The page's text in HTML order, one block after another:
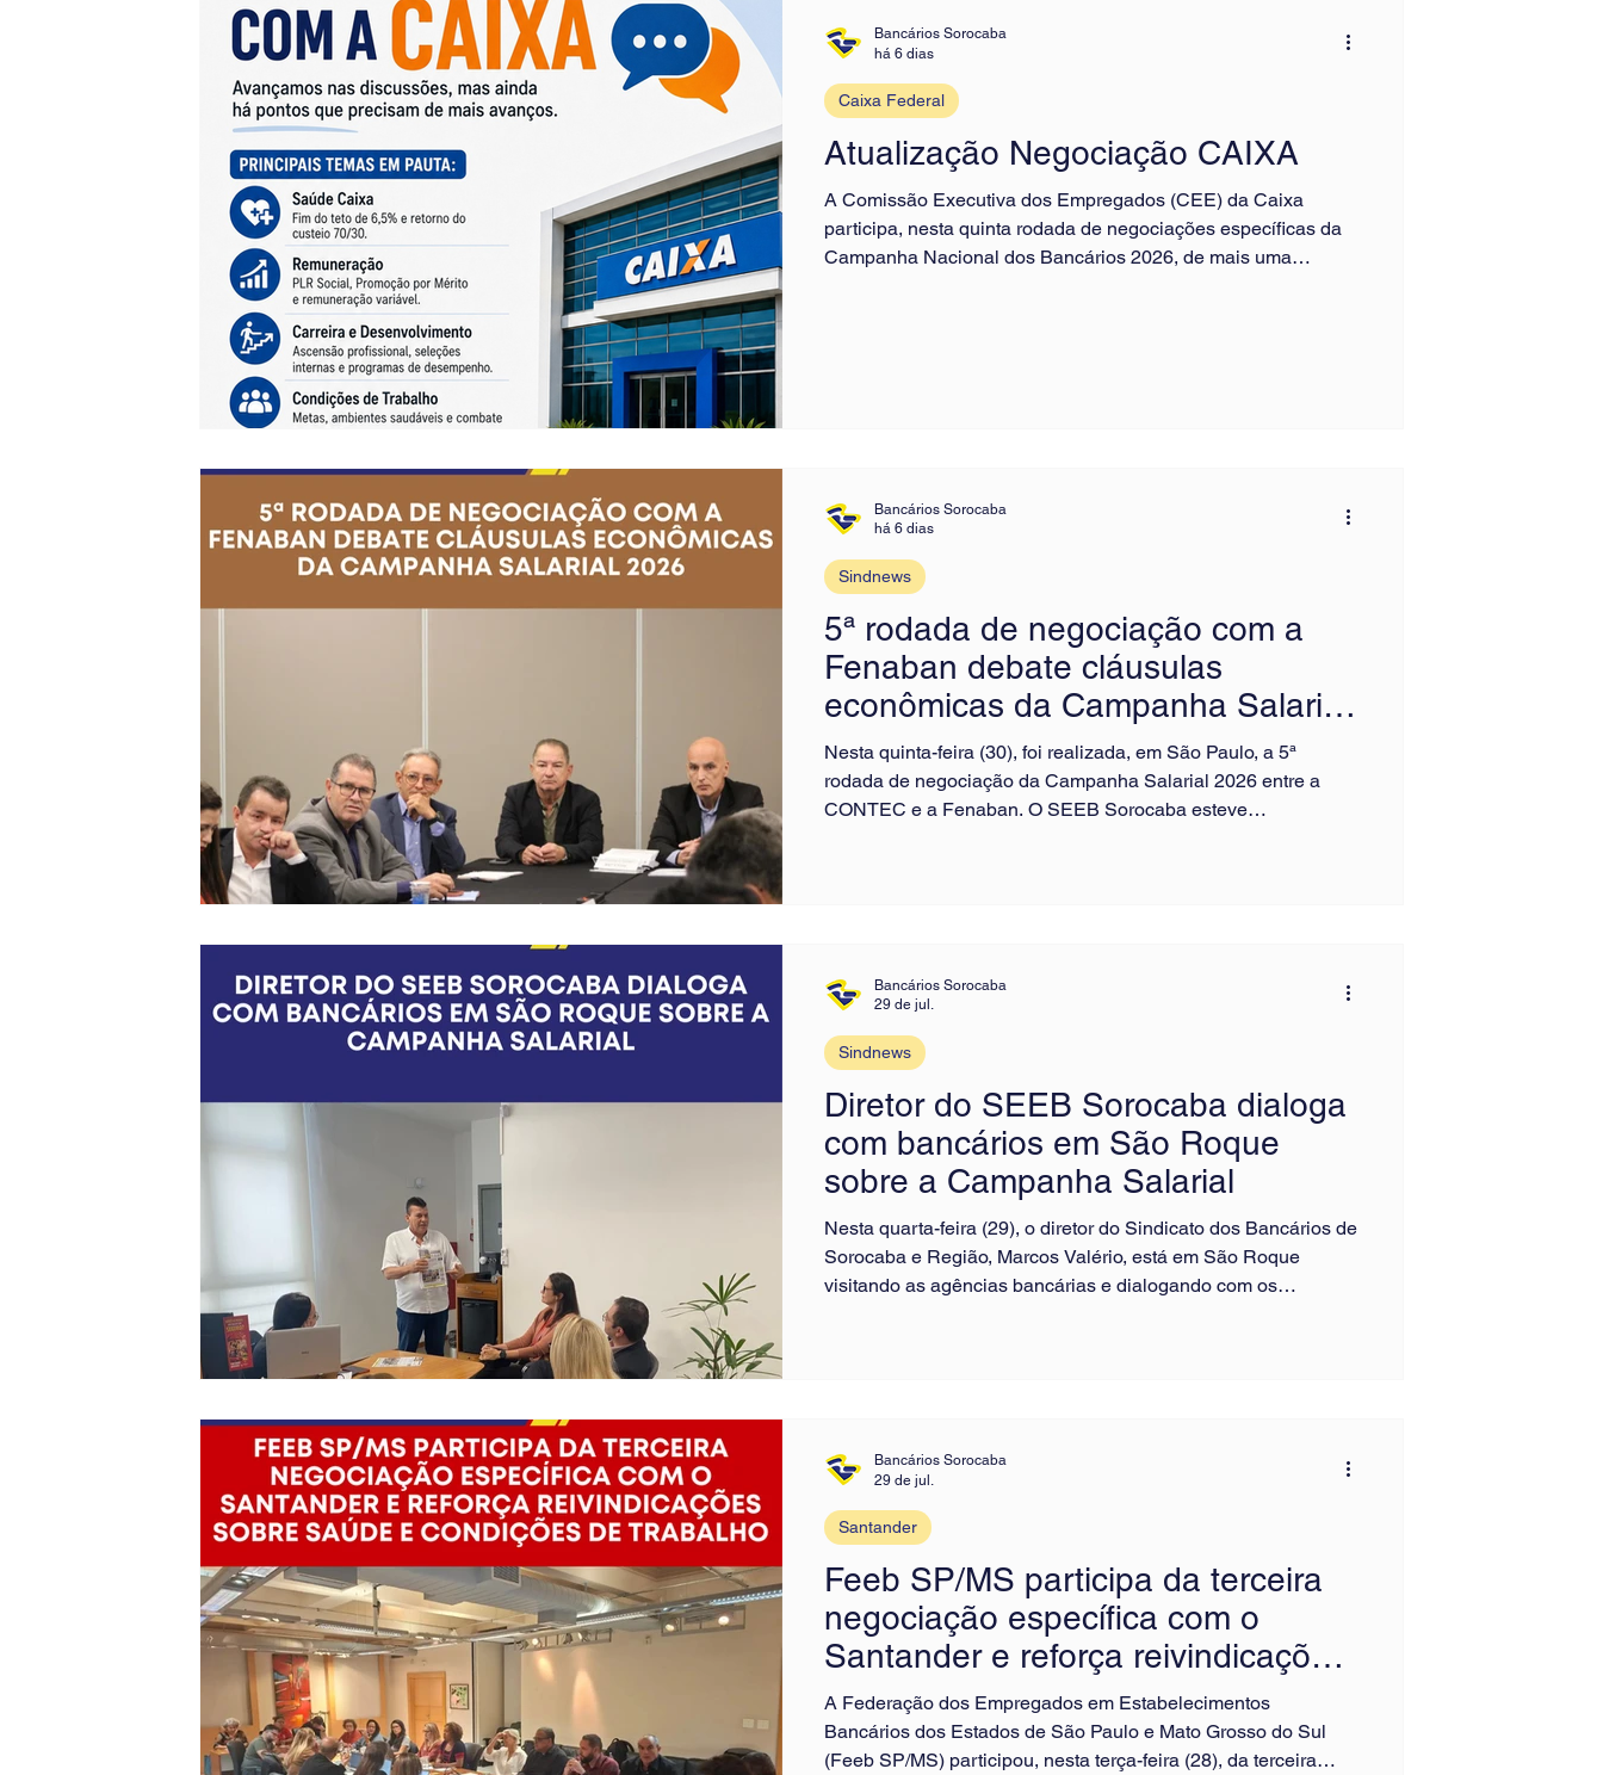
bancária. Entre os principa
Atualização Negociação CAIXA
A Comissão Executiva dos Empregados (CEE) da Caixa
participa, nesta quinta rodada de negociações específicas da
Campanha Nacional dos Bancários 2026, de mais uma
Caixa Federal
Bancários Sorocaba
há 6 dias
5ª rodada de negociação com a
Fenaban debate cláusulas
econômicas da Campanha Salarial
2026
Nesta quinta-feira (30), foi realizada, em São Paulo, a 5ª
rodada de negociação da Campanha Salarial 2026 entre a
CONTEC e a Fenaban. O SEEB Sorocaba esteve
categoria, vales alimentação e refei
Sindnews
Bancários Sorocaba
há 6 dias
Diretor do SEEB Sorocaba dialoga
com bancários em São Roque
sobre a Campanha Salarial
Nesta quarta-feira (29), o diretor do Sindicato dos Bancários de
Sorocaba e Região, Marcos Valério, está em São Roque
visitando as agências bancárias e dialogando com os
trabalho e a conqu
Sindnews
Bancários Sorocaba
29 de jul.
Feeb SP/MS participa da terceira
negociação específica com o
Santander e reforça reivindicações
sobre saúde e condições de
trabalho
A Federação dos Empregados em Estabelecimentos
Bancários dos Estados de São Paulo e Mato Grosso do Sul
(Feeb SP/MS) participou, nesta terça-feira (28), da terceira
Santander
Bancários Sorocaba
29 de jul.